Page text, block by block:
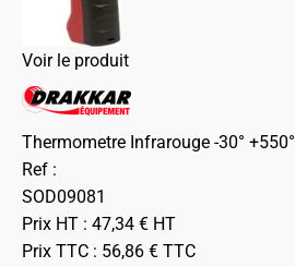
Voir le produit
Thermometre Infrarouge -30° +550°
Ref :
SOD09081
Prix HT : 47,34 € HT
Prix TTC : 56,86 € TTC